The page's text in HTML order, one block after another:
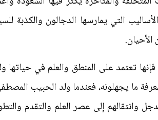
التي يمارسها الدجالون والكذبة
فإنها تعتمد على المنطق والعلم في
لمعرفة ما يجهلونه، فعندما ولد الحبيب
وانتقالهم إلى عصر العلم والتقدم